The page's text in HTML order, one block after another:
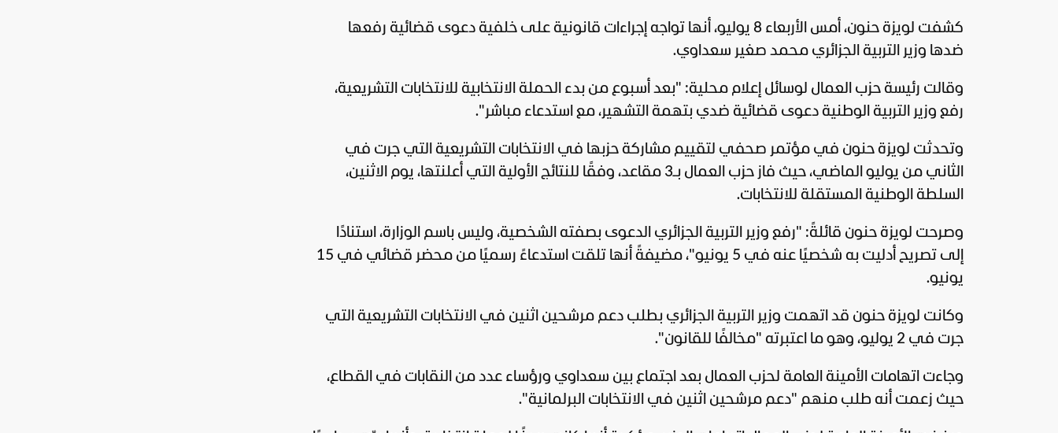
كشفت لويزة حنون، أمس الأربعاء 8 يوليو، أنها تواجه إجراءات قانونية على خلفية دعوى قضائية رفعها
ضدها وزير التربية الجزائري محمد صغير سعداوي.
وقالت رئيسة حزب العمال لوسائل إعلام محلية: "بعد أسبوع من بدء الحملة الانتخابية للانتخابات التشريعية،
رفع وزير التربية الوطنية دعوى قضائية ضدي بتهمة التشهير، مع استدعاء مباشر".
وتحدثت لويزة حنون في مؤتمر صحفي لتقييم مشاركة حزبها في الانتخابات التشريعية التي جرت في
الثاني من يوليو الماضي، حيث فاز حزب العمال بـ3 مقاعد، وفقًا للنتائج الأولية التي أعلنتها، يوم الاثنين،
السلطة الوطنية المستقلة للانتخابات.
وصرحت لويزة حنون قائلةً: "رفع وزير التربية الجزائري الدعوى بصفته الشخصية، وليس باسم الوزارة، استنادًا
إلى تصريح أدليت به شخصيًا عنه في 5 يونيو"، مضيفةً أنها تلقت استدعاءً رسميًا من محضر قضائي في 15
يونيو.
وكانت لويزة حنون قد اتهمت وزير التربية الجزائري بطلب دعم مرشحين اثنين في الانتخابات التشريعية التي
جرت في 2 يوليو، وهو ما اعتبرته "مخالفًا للقانون".
وجاءت اتهامات الأمينة العامة لحزب العمال بعد اجتماع بين سعداوي ورؤساء عدد من النقابات في القطاع،
حيث زعمت أنه طلب منهم "دعم مرشحين اثنين في الانتخابات البرلمانية".